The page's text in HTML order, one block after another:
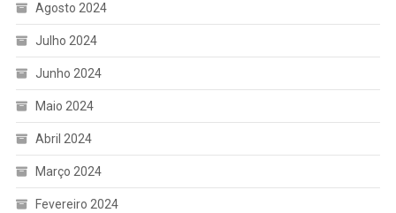
Agosto 2024
Julho 2024
Junho 2024
Maio 2024
Abril 2024
Março 2024
Fevereiro 2024